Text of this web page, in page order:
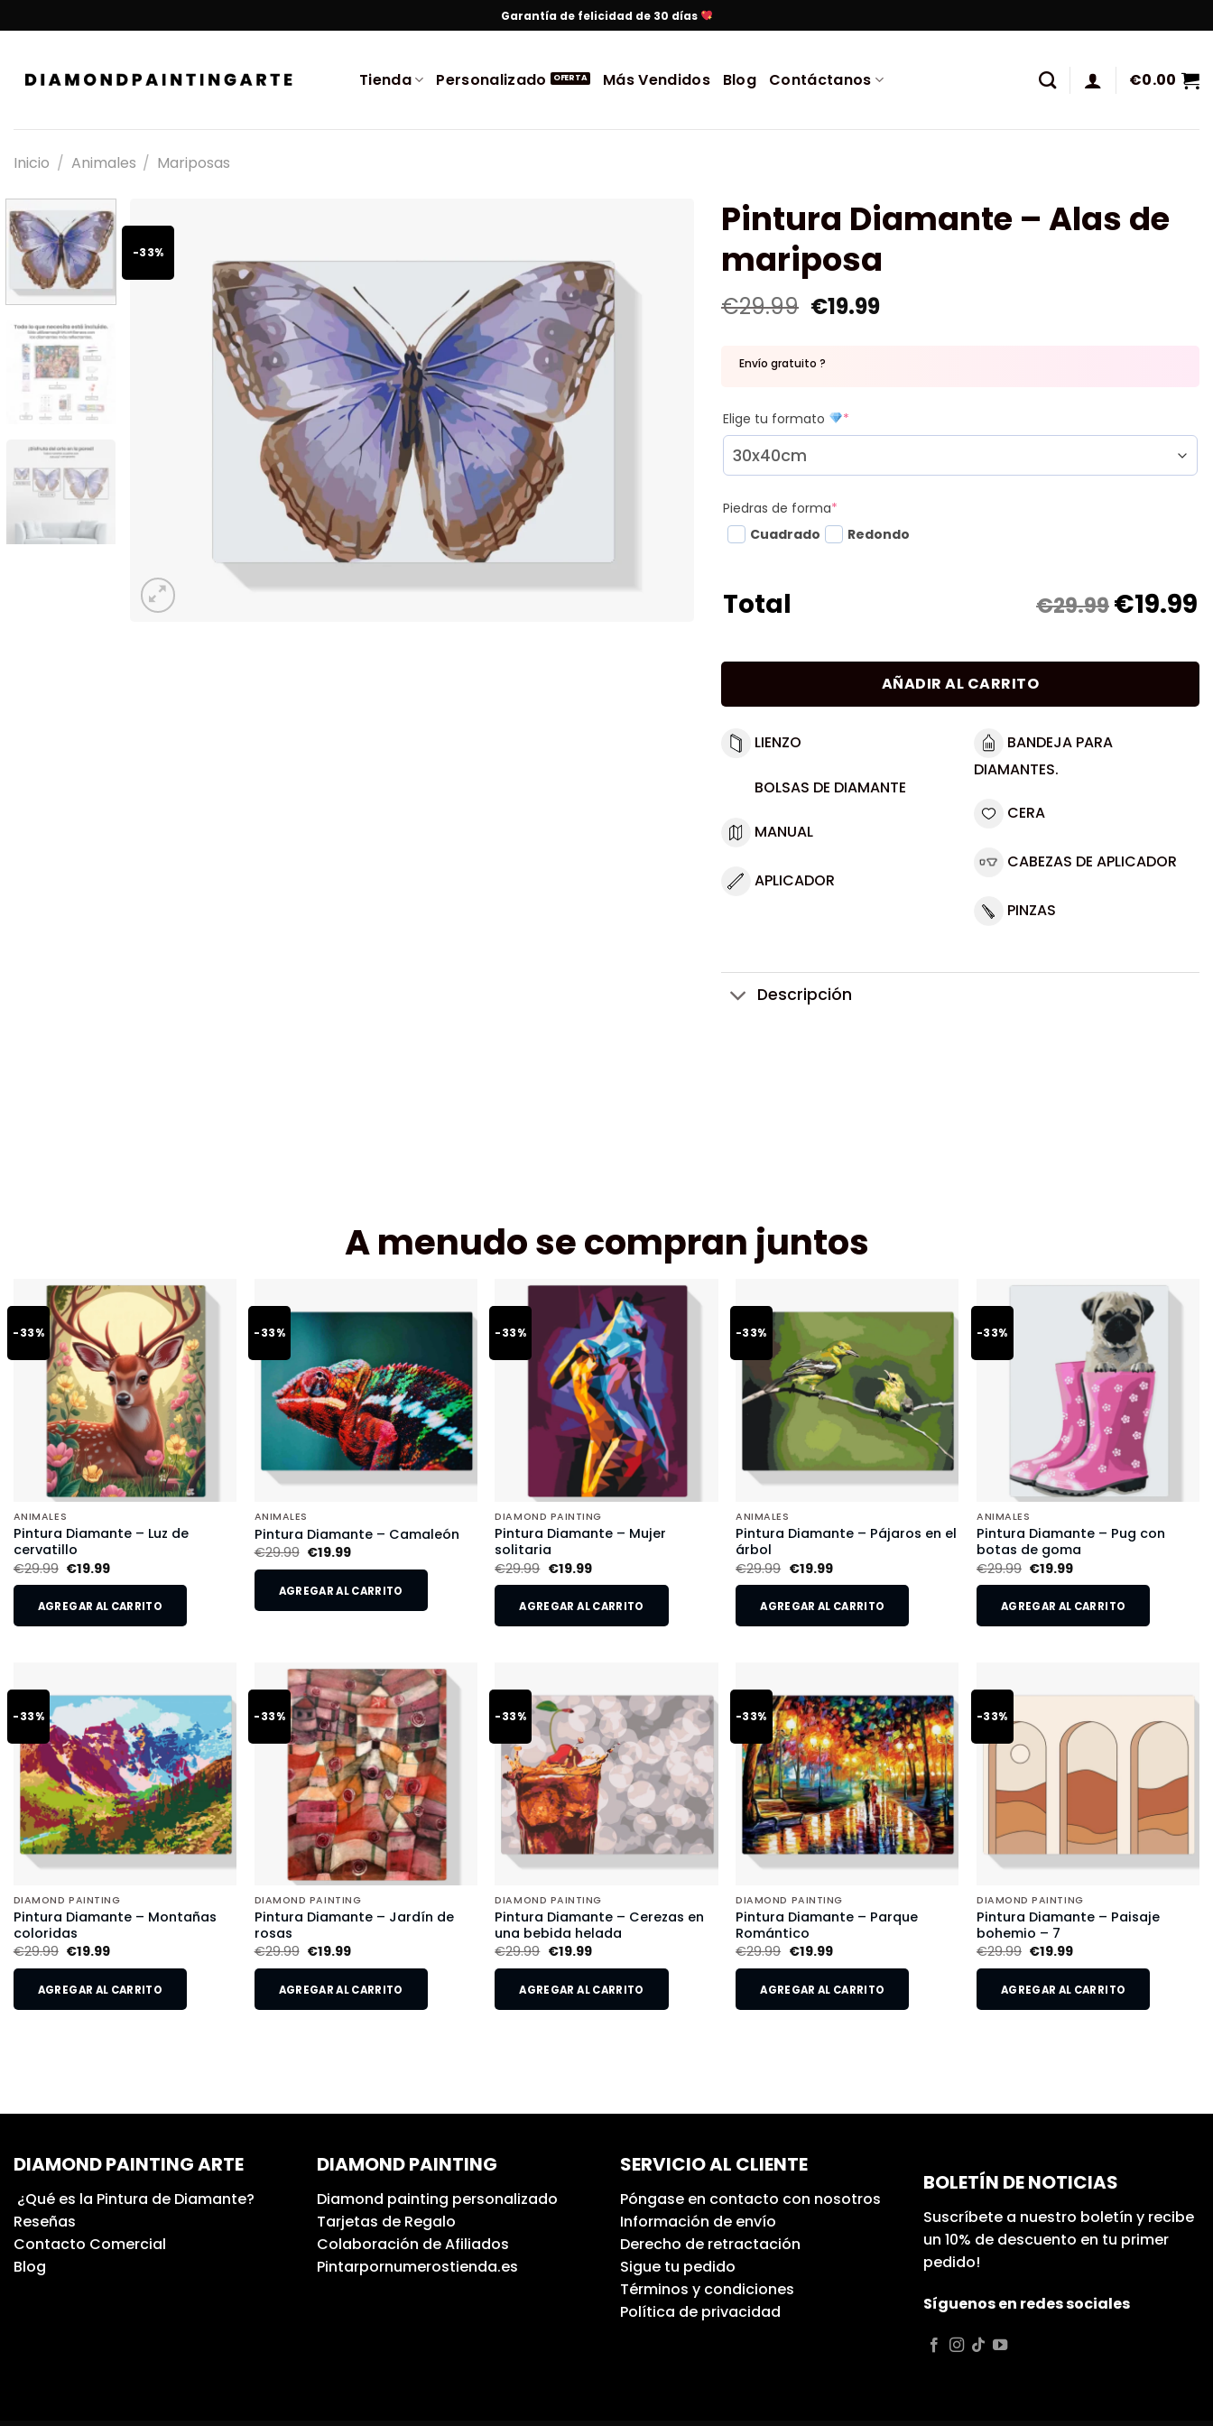
Garantía de felicidad de 30 días
Tienda Personalizado Más Vendidos Blog Contáctanos €0.00
Inicio / Animales / Mariposas
-33%
Pintura Diamante – Alas de
mariposa
€29.99 €19.99
Envío gratuito ?
Elige tu formato *
Piedras de forma*
Cuadrado
Redondo
Total €29.99€19.99
AÑADIR AL CARRITO
LIENZO
BOLSAS DE DIAMANTE
MANUAL
APLICADOR
BANDEJA PARA
DIAMANTES.
CERA
CABEZAS DE APLICADOR
PINZAS
Descripción
A menudo se compran juntos
-33%
ANIMALES
Pintura Diamante – Luz de
cervatillo
€29.99 €19.99
AGREGAR AL CARRITO
-33%
ANIMALES
Pintura Diamante – Camaleón
€29.99 €19.99
AGREGAR AL CARRITO
-33%
DIAMOND PAINTING
Pintura Diamante – Mujer
solitaria
€29.99 €19.99
AGREGAR AL CARRITO
-33%
ANIMALES
Pintura Diamante – Pájaros en el
árbol
€29.99 €19.99
AGREGAR AL CARRITO
-33%
ANIMALES
Pintura Diamante – Pug con
botas de goma
€29.99 €19.99
AGREGAR AL CARRITO
-33%
DIAMOND PAINTING
Pintura Diamante – Montañas
coloridas
€29.99 €19.99
AGREGAR AL CARRITO
-33%
DIAMOND PAINTING
Pintura Diamante – Jardín de
rosas
€29.99 €19.99
AGREGAR AL CARRITO
-33%
DIAMOND PAINTING
Pintura Diamante – Cerezas en
una bebida helada
€29.99 €19.99
AGREGAR AL CARRITO
-33%
DIAMOND PAINTING
Pintura Diamante – Parque
Romántico
€29.99 €19.99
AGREGAR AL CARRITO
-33%
DIAMOND PAINTING
Pintura Diamante – Paisaje
bohemio – 7
€29.99 €19.99
AGREGAR AL CARRITO
DIAMOND PAINTING ARTE
¿Qué es la Pintura de Diamante?
Reseñas
Contacto Comercial
Blog
DIAMOND PAINTING
Diamond painting personalizado
Tarjetas de Regalo
Colaboración de Afiliados
Pintarpornumerostienda.es
SERVICIO AL CLIENTE
Póngase en contacto con nosotros
Información de envío
Derecho de retractación
Sigue tu pedido
Términos y condiciones
Política de privacidad
BOLETÍN DE NOTICIAS
Suscríbete a nuestro boletín y recibe
un 10% de descuento en tu primer
pedido!
Síguenos en redes sociales